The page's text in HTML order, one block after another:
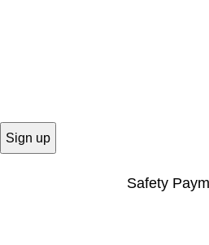
Safety